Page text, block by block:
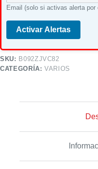
Email (solo si activas alerta por
Activar Alertas
SKU: B092ZJVC82
CATEGORÍA:VARIOS